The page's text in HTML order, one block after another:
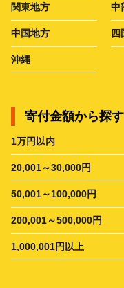
関東地方 中
中国地方 四
沖縄
寄付金額から探す
1万円以内
20,001～30,000円
50,001～100,000円
200,001～500,000円
1,000,001円以上